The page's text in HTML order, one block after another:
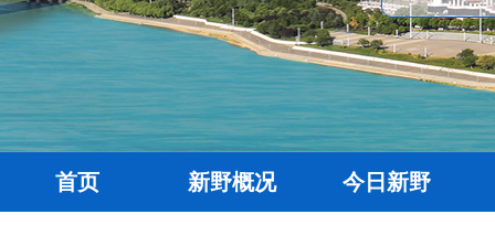
首页 新野概况 今日新野